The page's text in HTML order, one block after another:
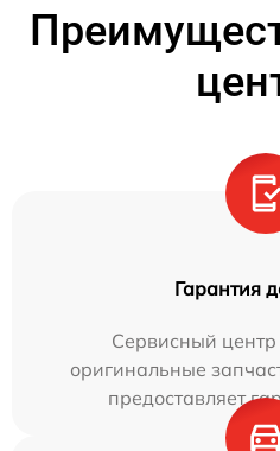
Гарантия
Сервисный центр
оригинальные
предоставляет